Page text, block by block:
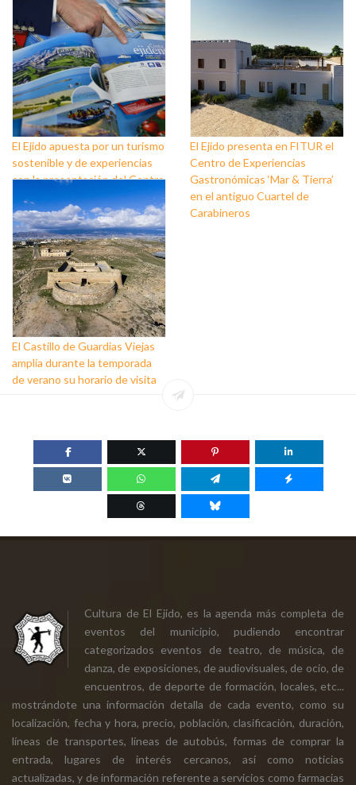
El Ejido apuesta por un turismo
sostenible y de experiencias
con la presentación del Centro
Gastronómico Mar & Tierra
El Ejido presenta en FITUR el
Centro de Experiencias
Gastronómicas ‘Mar & Tierra’
en el antiguo Cuartel de
Carabineros
El Castillo de Guardias Viejas
amplía durante la temporada
de verano su horario de visita
Cultura de El Ejido, es la agenda más completa de
eventos del municipio, pudiendo encontrar
categorizados eventos de teatro, de música, de
danza, de exposiciones, de audiovisuales, de ocio, de
encuentros, de deporte de formación, locales, etc...
mostrándote una información detalla de cada evento, como su
localización, fecha y hora, precio, población, clasificación, duración,
líneas de transportes, líneas de autobús, formas de comprar la
entrada, lugares de interés cercanos, así como noticias
actualizadas, y de información referente a servicios como farmacias